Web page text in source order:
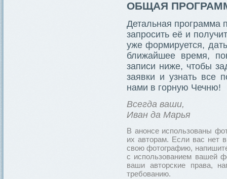
ОБЩАЯ
Детальная программа
запросить её и
уже формируется,
ближайшее время,
записи ниже, чтобы
заявки и узнать все
нами в горную Чечню!
Всегда ваши,
Иван да Марья
В анонсе использованы
их авторам. Если вас нет
свою фотографию,
с использованием вашей
ваши авторские права,
требованию.